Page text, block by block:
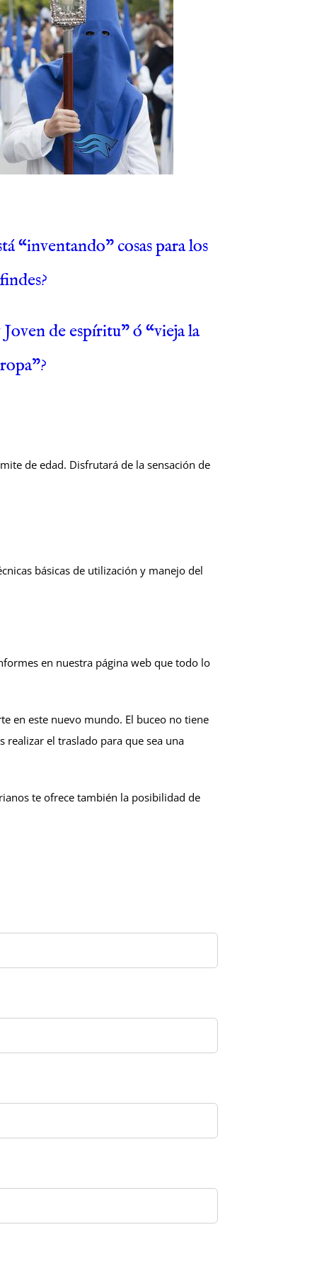
“inventando” cosas para los
findes?
de espíritu” ó “vieja la
ropa”?
de edad. Disfrutará de la sensación de
básicas de utilización y manejo del
en nuestra página web que todo lo
en este nuevo mundo. El buceo no tiene
el traslado para que sea una
te ofrece también la posibilidad de